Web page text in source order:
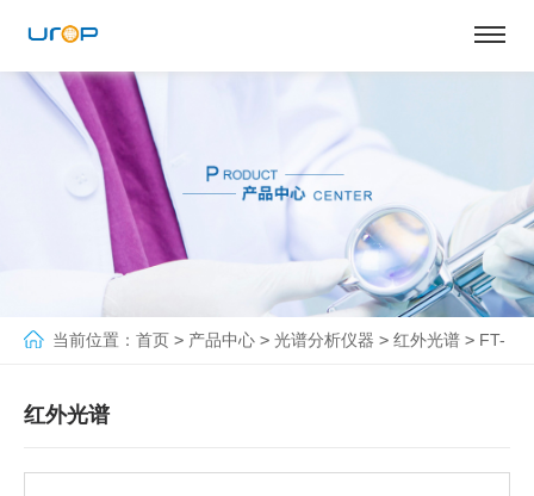
当前位置： 首页 > 产品中心 > 光谱分析仪器 > 红外光谱 > FT-
红外光谱